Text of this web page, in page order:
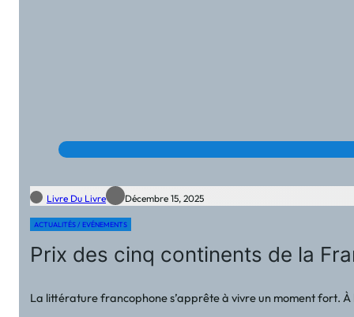
Livre Du Livre Décembre 15, 2025
ACTUALITÉS / EVÉNEMENTS
Prix des cinq continents de la
La littérature francophone s’apprête à vivre un moment fort. À